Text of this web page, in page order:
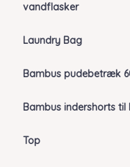
vandflasker
Laundry Bag
Bambus pudebetræk
Bambus indershorts til
Top